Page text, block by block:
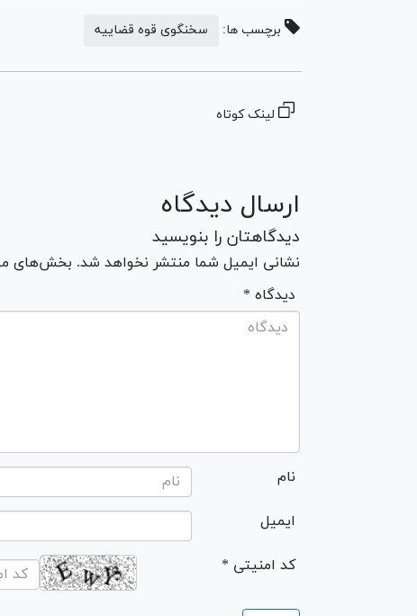
برچسب ها: سخنگوی قوه قضاییه
لینک کوتاه
ارسال دیدگاه
دیدگاهتان را بنویسید
نشانی ایمیل شما منتشر نخواهد شد. بخش‌های
* دیدگاه
نام
ایمیل
* کد امنیتی